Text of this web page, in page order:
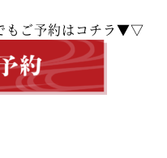
もご予約はコチラ▼▽